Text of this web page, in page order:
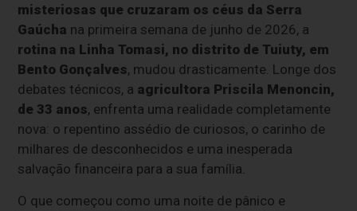
misteriosas que cruzaram os céus da Serra
Gaúcha na primeira semana de junho de 2026, a
rotina na Linha Tomasi, no distrito de Tuiuty, em
Bento Gonçalves, mudou drasticamente. Longe dos
debates técnicos, a agricultora Priscila Menoncin,
de 33 anos, enfrenta uma realidade completamente
nova: o repentino assédio de curiosos, o carinho de
milhares de desconhecidos e uma inesperada
salvação financeira para a sua família.
O que começou como uma noite de pânico e